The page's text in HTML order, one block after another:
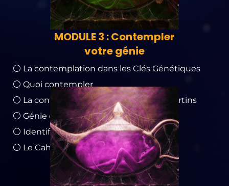
MODULE 3 : Contempler
votre génie
⚪ La contemplation dans les Clés Génétiques
⚪ Quoi contempler
⚪ La contemplation - Méthode Oana Martins
⚪ Génie et zone de génie
⚪ Identifier ses émotions
⚪ Le Cahier de contemplation